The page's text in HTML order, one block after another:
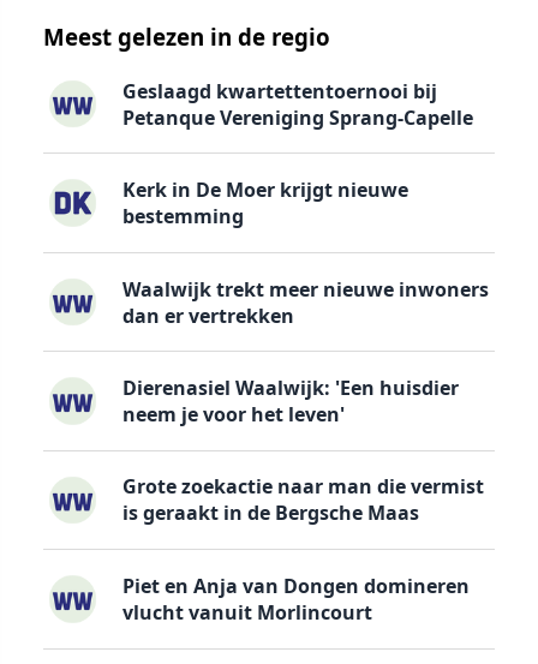
Meest gelezen in de regio
Geslaagd kwartettentoernooi bij
Petanque Vereniging Sprang-Capelle
Kerk in De Moer krijgt nieuwe
bestemming
Waalwijk trekt meer nieuwe inwoners
dan er vertrekken
Dierenasiel Waalwijk: 'Een huisdier
neem je voor het leven'
Grote zoekactie naar man die vermist
is geraakt in de Bergsche Maas
Piet en Anja van Dongen domineren
vlucht vanuit Morlincourt